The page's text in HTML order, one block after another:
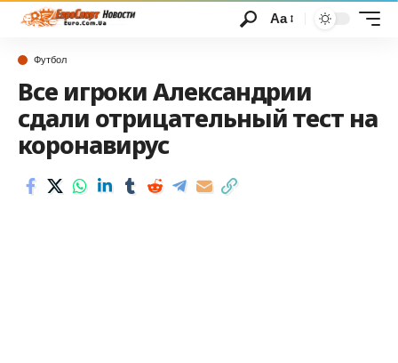
Аа
Футбол
Все игроки Александрии
сдали отрицательный тест на
коронавирус